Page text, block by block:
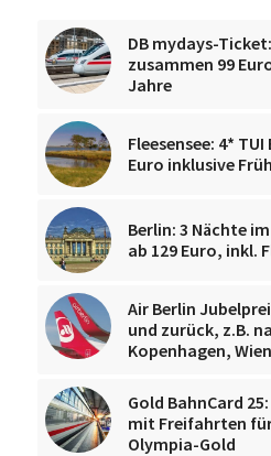
DB mydays-
zusammen 99
Jahre
Fleesensee: 4*
Euro inklusive
Berlin: 3 Nächte
ab 129 Euro, inkl.
Air Berlin
und zurück, z.B.
Kopenhagen,
Gold BahnCard
mit Freifahrten
Olympia-Gold